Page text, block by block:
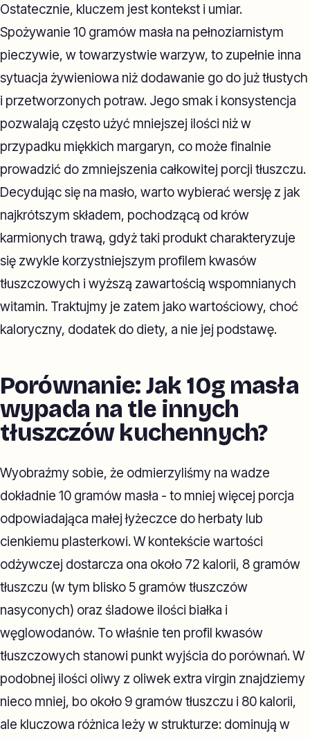
Ostatecznie, kluczem jest kontekst i umiar.
Spożywanie 10 gramów masła na pełnoziarnistym
pieczywie, w towarzystwie warzyw, to zupełnie inna
sytuacja żywieniowa niż dodawanie go do już tłustych
i przetworzonych potraw. Jego smak i konsystencja
pozwalają często użyć mniejszej ilości niż w
przypadku miękkich margaryn, co może finalnie
prowadzić do zmniejszenia całkowitej porcji tłuszczu.
Decydując się na masło, warto wybierać wersję z jak
najkrótszym składem, pochodzącą od krów
karmionych trawą, gdyż taki produkt charakteryzuje
się zwykle korzystniejszym profilem kwasów
tłuszczowych i wyższą zawartością wspomnianych
witamin. Traktujmy je zatem jako wartościowy, choć
kaloryczny, dodatek do diety, a nie jej podstawę.
Porównanie: Jak 10g masła
wypada na tle innych
tłuszczów kuchennych?
Wyobraźmy sobie, że odmierzyliśmy na wadze
dokładnie 10 gramów masła - to mniej więcej porcja
odpowiadająca małej łyżeczce do herbaty lub
cienkiemu plasterkowi. W kontekście wartości
odżywczej dostarcza ona około 72 kalorii, 8 gramów
tłuszczu (w tym blisko 5 gramów tłuszczów
nasyconych) oraz śladowe ilości białka i
węglowodanów. To właśnie ten profil kwasów
tłuszczowych stanowi punkt wyjścia do porównań. W
podobnej ilości oliwy z oliwek extra virgin znajdziemy
nieco mniej, bo około 9 gramów tłuszczu i 80 kalorii,
ale kluczowa różnica leży w strukturze: dominują w